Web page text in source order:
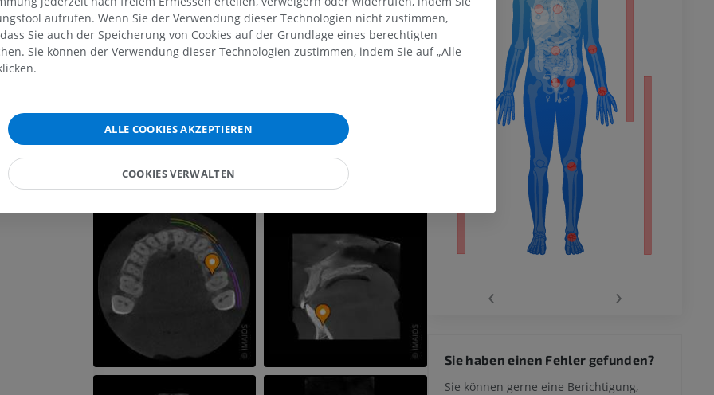
Galerie
MRT der Schulter
MRT
PREMIUM
MRT
MRT des Ellenbogens
MRT
MRT der Hand
Röntgenaufnahme der
oberen Extremität
Röntgenbilder
PREMIUM
Röntgenaufnahme der
unteren Extremität
Röntgenbilder
MRT der unteren Extremität
PREMIUM
Hüft-MRT
Knie-MRT
PREMIUM
CT-Arthografie des
CT-Arthrogramm
‹ ›
Sie haben einen Fehler gefunden?
Sie können gerne eine Berichtigung,
aufrufen. Wenn Sie der Verwendung dieser Technologien nicht zustimmen,
Sie auch der Speicherung von Cookies auf der Grundlage eines berechtigten
Sie können der Verwendung dieser Technologien zustimmen, indem Sie auf „Alle
ALLE COOKIES AKZEPTIEREN
COOKIES VERWALTEN